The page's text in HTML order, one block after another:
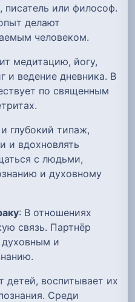
писатель или философ.
делают
человеком.
медитацию, йогу,
и ведение дневника. В
по священным
глубокий типаж,
и вдохновлять
с людьми,
и духовному
: В отношениях
связь. Партнёр
и
детей, воспитывает их
Среди